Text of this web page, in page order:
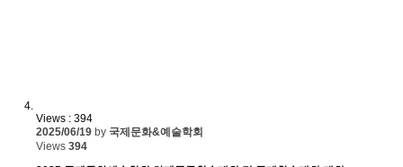
Views : 394
2025/06/19 by 국제문화&예술학회
Views 394